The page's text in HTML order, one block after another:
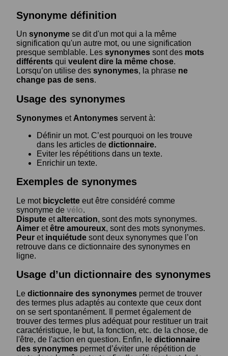
Synonyme définition
Un synonyme se dit d'un mot qui a la même
signification qu'un autre mot, ou une signification
presque semblable. Les synonymes sont des mots
différents qui veulent dire la même chose.
Lorsqu’on utilise des synonymes, la phrase ne
change pas de sens.
Usage des synonymes
Synonymes et Antonymes servent à:
Définir un mot. C’est pourquoi on les trouve
dans les articles de dictionnaire.
Eviter les répétitions dans un texte.
Enrichir un texte.
Exemples de synonymes
Le mot bicyclette eut être considéré comme
synonyme de vélo.
Dispute etaltercation, sont des mots synonymes.
Aimer etêtre amoureux, sont des mots synonymes.
Peur et inquiétude sont deux synonymes que l’on
retrouve dans ce dictionnaire des synonymes en
ligne.
Usage d’un dictionnaire des synonymes
Le dictionnaire des synonymes permet de trouver
des termes plus adaptés au contexte que ceux dont
on se sert spontanément. Il permet également de
trouver des termes plus adéquat pour restituer un trait
caractéristique, le but, la fonction, etc. de la chose, de
l'être, de l'action en question. Enfin, le dictionnaire
des synonymes permet d’éviter une répétition de